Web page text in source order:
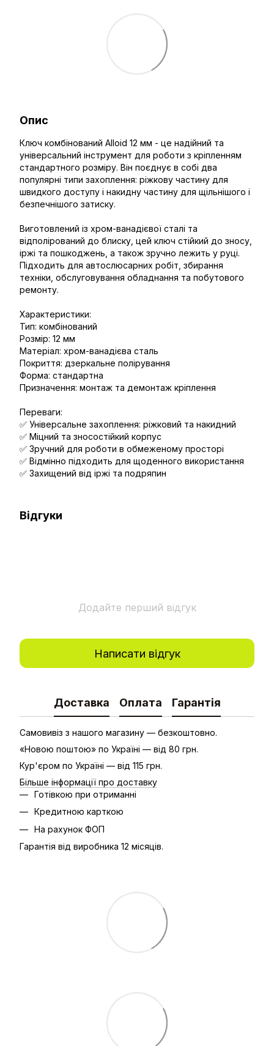
Опис
Ключ комбінований Alloid 12 мм - це надійний та
універсальний інструмент для роботи з кріпленням
стандартного розміру. Він поєднує в собі два
популярні типи захоплення: ріжкову частину для
швидкого доступу і накидну частину для щільнішого і
безпечнішого затиску.
Виготовлений із хром-ванадієвої сталі та
відполірований до блиску, цей ключ стійкий до зносу,
іржі та пошкоджень, а також зручно лежить у руці.
Підходить для автослюсарних робіт, збирання
техніки, обслуговування обладнання та побутового
ремонту.
Характеристики:
Тип: комбінований
Розмір: 12 мм
Матеріал: хром-ванадієва сталь
Покриття: дзеркальне полірування
Форма: стандартна
Призначення: монтаж та демонтаж кріплення
Переваги:
✅ Універсальне захоплення: ріжковий та накидний
✅ Міцний та зносостійкий корпус
✅ Зручний для роботи в обмеженому просторі
✅ Відмінно підходить для щоденного використання
✅ Захищений від іржі та подряпин
Відгуки
Додайте перший відгук
Написати відгук
Доставка Оплата Гарантія
Самовивіз з нашого магазину — безкоштовно.
«Новою поштою» по Україні — від 80 грн.
Кур'єром по Україні — від 115 грн.
Більше інформації про доставку
Готівкою при отриманні
Кредитною карткою
На рахунок ФОП
Гарантія від виробника 12 місяців.